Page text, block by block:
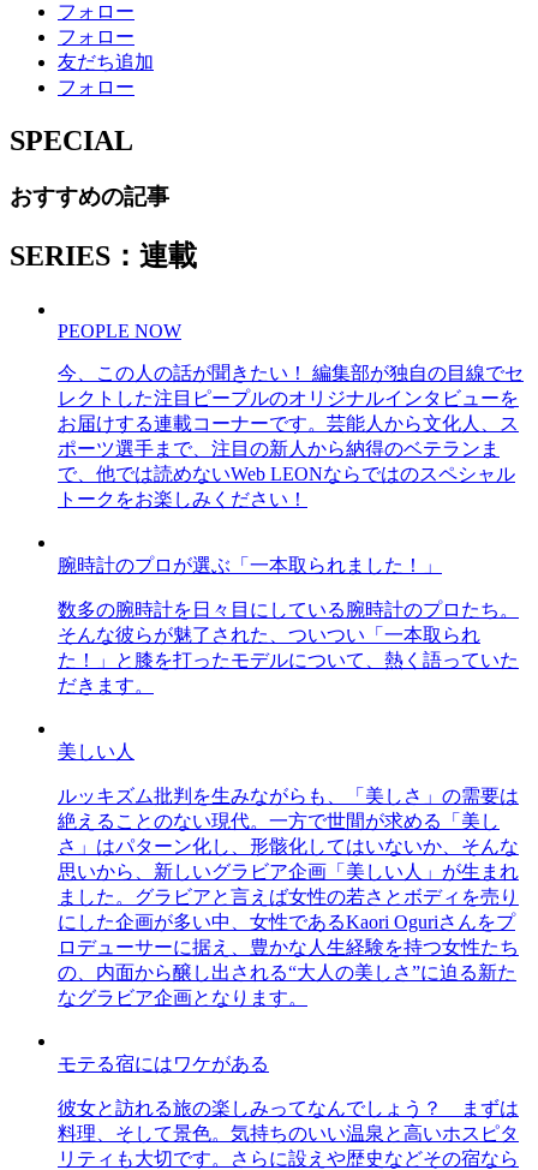
フォロー
フォロー
友だち追加
フォロー
SPECIAL
おすすめの記事
SERIES：連載
PEOPLE NOW
今、この人の話が聞きたい！ 編集部が独自の目線でセ
レクトした注目ピープルのオリジナルインタビューを
お届けする連載コーナーです。芸能人から文化人、ス
ポーツ選手まで、注目の新人から納得のベテランま
で、他では読めないWeb LEONならではのスペシャル
トークをお楽しみください！
腕時計のプロが選ぶ「一本取られました！」
数多の腕時計を日々目にしている腕時計のプロたち。
そんな彼らが魅了された、ついつい「一本取られ
た！」と膝を打ったモデルについて、熱く語っていた
だきます。
美しい人
ルッキズム批判を生みながらも、「美しさ」の需要は
絶えることのない現代。一方で世間が求める「美し
さ」はパターン化し、形骸化してはいないか、そんな
思いから、新しいグラビア企画「美しい人」が生まれ
ました。グラビアと言えば女性の若さとボディを売り
にした企画が多い中、女性であるKaori Oguriさんをプ
ロデューサーに据え、豊かな人生経験を持つ女性たち
の、内面から醸し出される“大人の美しさ”に迫る新た
なグラビア企画となります。
モテる宿にはワケがある
彼女と訪れる旅の楽しみってなんでしょう？ まずは
料理、そして景色。気持ちのいい温泉と高いホスピタ
リティも大切です。さらに設えや歴史などその宿なら